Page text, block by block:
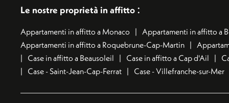
Le nostre proprietà in affitto :
Appartamenti in affitto a Monaco
Appartamenti in affitto a
Appartamenti in affitto a Roquebrune-Cap-Martin
Case in affitto a Beausoleil
Case in affitto a Cap d'Ail
Case - Saint-Jean-Cap-Ferrat
Case - Villefranche-sur-Mer